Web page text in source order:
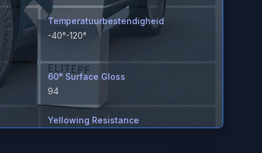
Temperatuurbestendigheid
-40°-120°
60° Surface Gloss
94
Yellowing Resistance